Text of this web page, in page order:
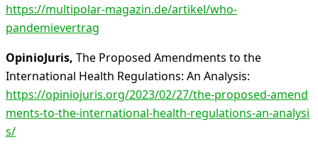
https://multipolar-magazin.de/artikel/who-
pandemievertrag
OpinioJuris, The Proposed Amendments to the
International Health Regulations: An Analysis:
https://opiniojuris.org/2023/02/27/the-proposed-amend
ments-to-the-international-health-regulations-an-analysi
s/